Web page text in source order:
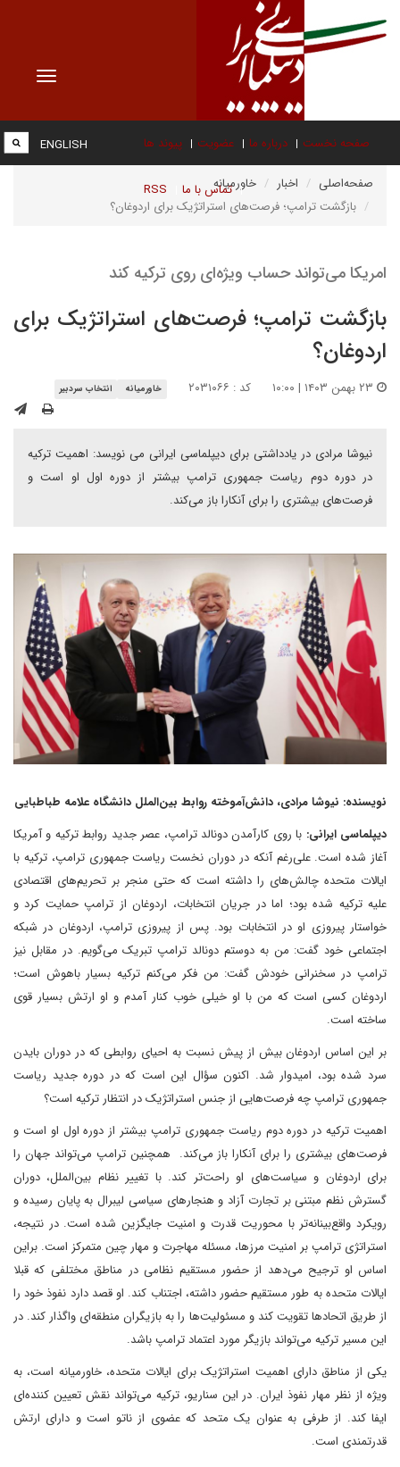
Toggle
صفحه نخست درباره ما عضویت پیوند ها
تماس با ما RSS
ENGLISH
صفحه‌اصلی اخبار
خاورمیانه
بازگشت ترامپ؛ فرصت‌های استراتژیک برای اردوغان؟
امریکا می‌تواند حساب ویژه‌ای روی ترکیه کند
بازگشت ترامپ؛ فرصت‌های استراتژیک برای
اردوغان؟
کد : ۲۰۳۱۰۶۶ خاورمیانه انتخاب سردبیر
نیوشا مرادی در یادداشتی برای دیپلماسی ایرانی می نویسد: اهمیت ترکیه
در دوره دوم ریاست جمهوری ترامپ بیشتر از دوره اول او است و
فرصت‌های بیشتری را برای آنکارا باز می‌کند.
نویسنده: نیوشا مرادی، دانش‌آموخته روابط بین‌‎الملل دانشگاه علامه طباطبایی
دیپلماسی ایرانی: با روی کارآمدن دونالد ترامپ، عصر جدید روابط ترکیه و آمریکا
آغاز شده است. علی‌رغم آنکه در دوران نخست ریاست جمهوری ترامپ، ترکیه با
ایالات متحده چالش‌های را داشته است که حتی منجر بر تحریم‌های اقتصادی
علیه ترکیه شده بود؛ اما در جریان انتخابات، اردوغان از ترامپ حمایت ‌کرد و
خواستار پیروزی او در انتخابات بود. پس از پیروزی ترامپ، اردوغان در شبکه
اجتماعی خود گفت: من به دوستم دونالد ترامپ تبریک می‌گویم. در مقابل نیز
ترامپ در سخنرانی خودش گفت: من فکر می‌کنم ترکیه بسیار باهوش است؛
اردوغان کسی است که من با او خیلی خوب کنار آمدم و او ارتش بسیار قوی
ساخته است.
بر این اساس اردوغان بیش از پیش نسبت به احیای روابطی که در دوران بایدن
سرد شده بود، امیدوار شد. اکنون سؤال این است که در دوره جدید ریاست
جمهوری ترامپ چه فرصت‌هایی از جنس استراتژیک در انتظار ترکیه است؟
اهمیت ترکیه در دوره دوم ریاست جمهوری ترامپ بیشتر از دوره اول او است و
فرصت‌های بیشتری را برای آنکارا باز می‌کند. همچنین ترامپ می‌تواند جهان را
برای اردوغان و سیاست‌های او راحت‌تر کند. با تغییر نظام بین‌الملل، دوران
گسترش نظم مبتنی بر تجارت آزاد و هنجارهای سیاسی لیبرال به پایان رسیده و
رویکرد واقع‌بینانه‌تر با محوریت قدرت و امنیت جایگزین شده است. در نتیجه،
استراتژی ترامپ بر امنیت مرزها، مسئله مهاجرت و مهار چین متمرکز است. براین
اساس او ترجیح می‌دهد از حضور مستقیم نظامی در مناطق مختلفی که قبلا
ایالات متحده به طور مستقیم حضور داشته، اجتناب کند. او قصد دارد نفوذ خود را
از طریق اتحادها تقویت کند و مسئولیت‌ها را به بازیگران منطقه‌ای واگذار کند. در
این مسیر ترکیه می‌تواند بازیگر مورد اعتماد ترامپ باشد.
یکی از مناطق دارای اهمیت استراتژیک برای ایالات متحده، خاورمیانه است، به
ویژه از نظر مهار نفوذ ایران. در این سناریو، ترکیه می‌تواند نقش تعیین کننده‌ای
ایفا کند. از طرفی به عنوان یک متحد که عضوی از ناتو است و دارای ارتش
قدرتمندی است.